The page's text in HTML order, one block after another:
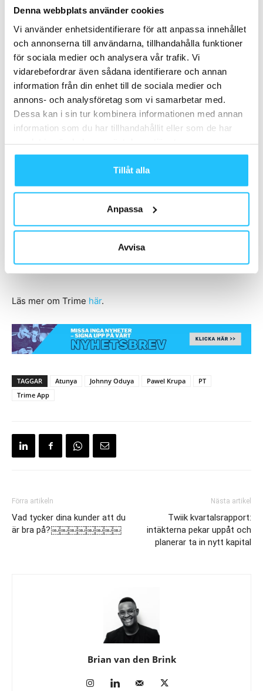
Denna webbplats använder cookies
Vi använder enhetsidentifierare för att anpassa innehållet
och annonserna till användarna, tillhandahålla funktioner
för sociala medier och analysera vår trafik. Vi
vidarebefordrar även sådana identifierare och annan
information från din enhet till de sociala medier och
annons- och analysföretag som vi samarbetar med.
Dessa kan i sin tur kombinera informationen med annan
information som du har tillhandahållit eller som de har
Tillåt alla
Anpassa
Avvisa
alldeles för mycket dyrbar tid och energi på admin.
Vidare så är en del dåliga på att marknadsföra sig. Vi vill
”empower the coaches” och hjälpa dem bygga sina egna
varumärken och skala upp sin verksamhet genom en
smidig plattform samt marknadsplats.
Ni satsar även mot corporatemarknaden, berätta gärna
mer!
– Ja, vi arbetar också med företagskunder där vi
innebär att vi alltid letar efter fler tränare som kan
samarbeta med oss för dessa upplägg.
Läs mer om Trime här.
TAGGAR Atunya Johnny Oduya Pawel Krupa
PT
Trime App
Förra artikeln
Vad tycker dina kunder att du
är bra på?￼￼￼￼￼￼￼￼
Nästa artikel
Twiik kvartalsrapport:
intäkterna pekar uppåt och
planerar ta in nytt kapital
Brian van den Brink